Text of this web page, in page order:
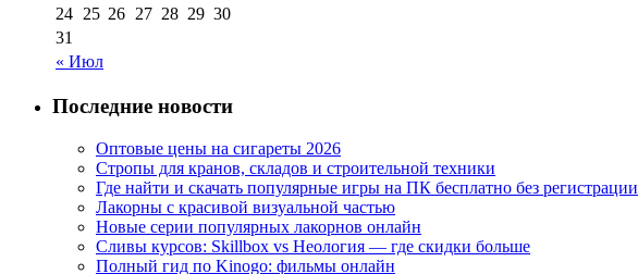
« Июл
24 25 26 27 28 29 30
31
Последние новости
Оптовые цены на сигареты 2026
Стропы для кранов, складов и строительной техники
Где найти и скачать популярные игры на ПК бесплатно без регистрации
Лакорны с красивой визуальной частью
Новые серии популярных лакорнов онлайн
Сливы курсов: Skillbox vs Неология — где скидки больше
Полный гид по Kinogo: фильмы онлайн